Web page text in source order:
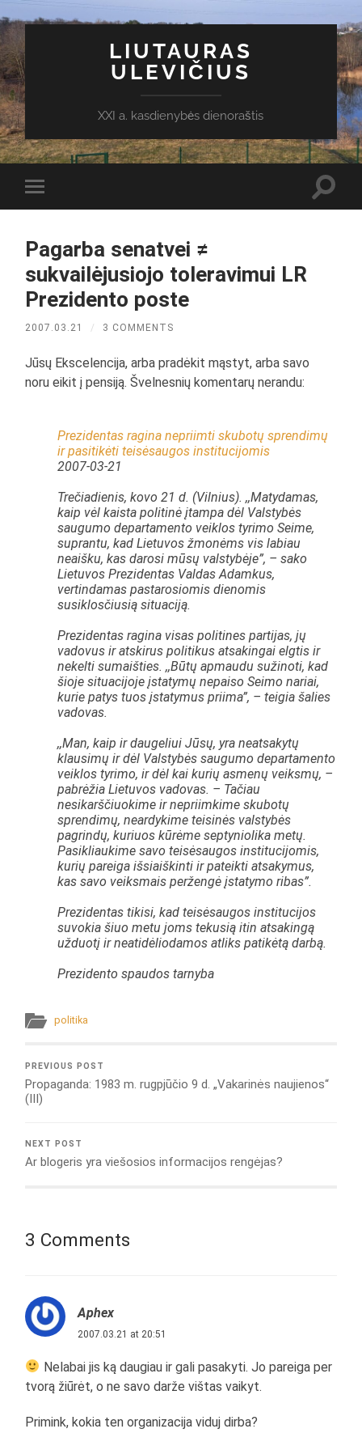
LIUTAURAS
ULEVIČIUS
XXI a. kasdienybės dienoraštis
Toggle
mobile
Pagarba senatvei ≠
sukvailėjusiojo toleravimui LR
Prezidento poste
2007.03.21 / 3 COMMENTS
Jūsų Ekscelencija, arba pradėkit mąstyt, arba savo
noru eikit į pensiją. Švelnesnių komentarų nerandu:
Prezidentas ragina nepriimti skubotų sprendimų
ir pasitikėti teisėsaugos institucijomis
2007-03-21
Trečiadienis, kovo 21 d. (Vilnius). ,,Matydamas,
kaip vėl kaista politinė įtampa dėl Valstybės
saugumo departamento veiklos tyrimo Seime,
suprantu, kad Lietuvos žmonėms vis labiau
neaišku, kas darosi mūsų valstybėje”, – sako
Lietuvos Prezidentas Valdas Adamkus,
vertindamas pastarosiomis dienomis
susiklosčiusią situaciją.
Prezidentas ragina visas politines partijas, jų
vadovus ir atskirus politikus atsakingai elgtis ir
nekelti sumaišties. ,,Būtų apmaudu sužinoti, kad
šioje situacijoje įstatymų nepaiso Seimo nariai,
kurie patys tuos įstatymus priima”, – teigia šalies
vadovas.
,,Man, kaip ir daugeliui Jūsų, yra neatsakytų
klausimų ir dėl Valstybės saugumo departamento
veiklos tyrimo, ir dėl kai kurių asmenų veiksmų, –
pabrėžia Lietuvos vadovas. – Tačiau
nesikarščiuokime ir nepriimkime skubotų
sprendimų, neardykime teisinės valstybės
pagrindų, kuriuos kūrėme septyniolika metų.
Pasikliaukime savo teisėsaugos institucijomis,
kurių pareiga išsiaiškinti ir pateikti atsakymus,
kas savo veiksmais peržengė įstatymo ribas”.
Prezidentas tikisi, kad teisėsaugos institucijos
suvokia šiuo metu joms tekusią itin atsakingą
užduotį ir neatidėliodamos atliks patikėtą darbą.
Prezidento spaudos tarnyba
politika
PREVIOUS POST
Propaganda: 1983 m. rugpjūčio 9 d. „Vakarinės naujienos“
(III)
NEXT POST
Ar blogeris yra viešosios informacijos rengėjas?
3 Comments
Aphex
2007.03.21 at 20:51
Nelabai jis ką daugiau ir gali pasakyti. Jo pareiga per
tvorą žiūrėt, o ne savo darže vištas vaikyt.
Primink, kokia ten organizacija viduj dirba?